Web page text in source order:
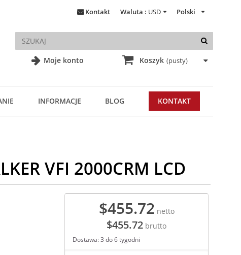
Moje konto
Polski
Waluta : USD
Kontakt
Koszyk (pusty)
INFORMACJE BLOG KONTAKT
VFI 2000CRM LCD
$455.72 netto
$455.72 brutto
Dostawa: 3 do 6 tygodni